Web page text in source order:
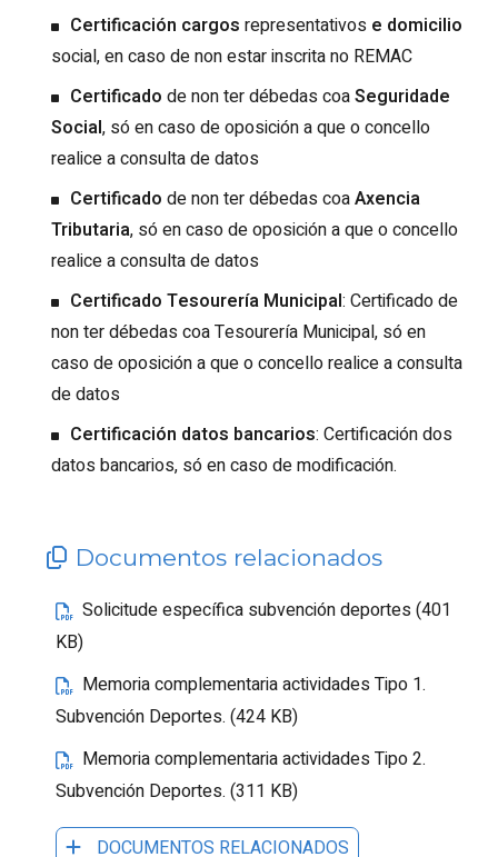
Certificación cargos representativos e domicilio
social, en caso de non estar inscrita no REMAC
Certificado de non ter débedas coaSeguridade
Social, só en caso de oposición a que o concello
realice a consulta de datos
Certificado de non ter débedas coaAxencia
Tributaria, só en caso de oposición a que o concello
realice a consulta de datos
Certificado Tesourería Municipal: Certificado de
non ter débedas coa Tesourería Municipal, só en
caso de oposición a que o concello realice a consulta
de datos
Certificación datos bancarios: Certificación dos
datos bancarios, só en caso de modificación.
Documentos relacionados
Solicitude específica subvención deportes (401
KB)
Memoria complementaria actividades Tipo 1.
Subvención Deportes. (424 KB)
Memoria complementaria actividades Tipo 2.
Subvención Deportes. (311 KB)
DOCUMENTOS RELACIONADOS